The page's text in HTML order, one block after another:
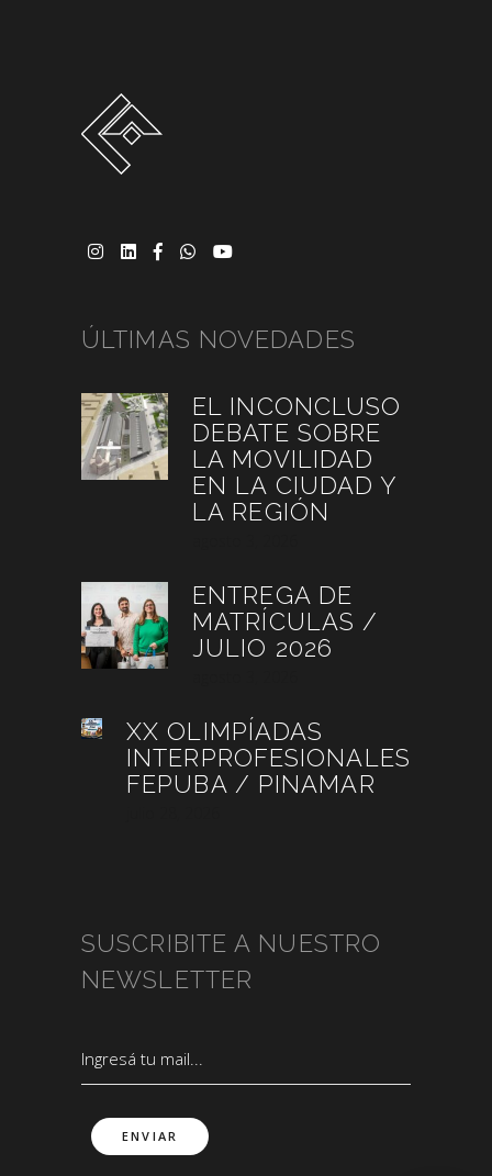
ÚLTIMAS NOVEDADES
EL INCONCLUSO
DEBATE SOBRE
LA MOVILIDAD
EN LA CIUDAD Y
LA REGIÓN
ENTREGA DE
MATRÍCULAS /
JULIO 2026
XX OLIMPÍADAS
INTERPROFESIONALES
FEPUBA / PINAMAR
SUSCRIBITE A NUESTRO
NEWSLETTER